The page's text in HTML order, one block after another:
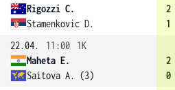
Rigozzi C.
Stamenkovic D.
2
1
22.04.
11:00
1K
Maheta E.
Saitova A. (3)
2
0